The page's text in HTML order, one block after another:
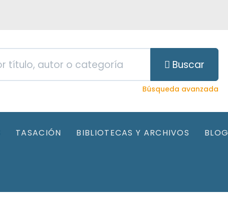
Buscar
Búsqueda avanzada
TASACIÓN BIBLIOTECAS Y ARCHIVOS BLOG